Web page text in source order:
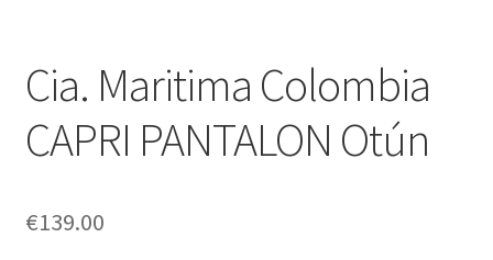
Luxury Lingerie
Femme
Cia. Maritima Colombia
CAPRI PANTALON Otún
€139.00